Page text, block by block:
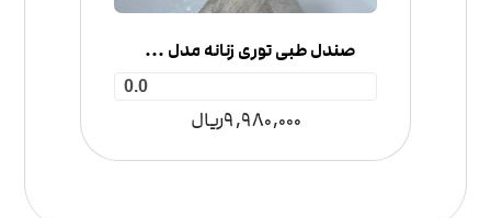
صندل طبی توری زنانه مدل جلوبسته
0.0
9,980,000ریال